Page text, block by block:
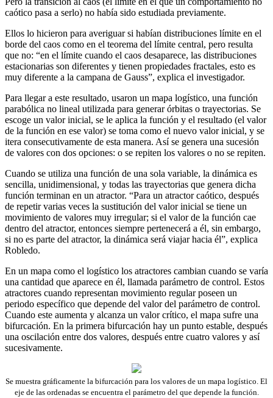
caótico pasa a serlo) no había sido estudiada previamente.
Ellos lo hicieron para averiguar si habían distribuciones límite en el
borde del caos como en el teorema del límite central, pero resulta
que no: “en el límite cuando el caos desaparece, las distribuciones
estacionarias son diferentes y tienen propiedades fractales, esto es
muy diferente a la campana de Gauss”, explica el investigador.
Para llegar a este resultado, usaron un mapa logístico, una función
parabólica no lineal utilizada para generar órbitas o trayectorias. Se
escoge un valor inicial, se le aplica la función y el resultado (el valor
de la función en ese valor) se toma como el nuevo valor inicial, y se
itera consecutivamente de esta manera. Así se genera una sucesión
de valores con dos opciones: o se repiten los valores o no se repiten.
Cuando se utiliza una función de una sola variable, la dinámica es
sencilla, unidimensional, y todas las trayectorias que genera dicha
función terminan en un atractor. “Para un atractor caótico, después
de repetir varias veces la sustitución del valor inicial se tiene un
movimiento de valores muy irregular; si el valor de la función cae
dentro del atractor, entonces siempre pertenecerá a él, sin embargo,
si no es parte del atractor, la dinámica será viajar hacia él”, explica
Robledo.
En un mapa como el logístico los atractores cambian cuando se varía
una cantidad que aparece en él, llamada parámetro de control. Estos
atractores cuando representan movimiento regular poseen un
periodo específico que depende del valor del parámetro de control.
Cuando este aumenta y alcanza un valor crítico, el mapa sufre una
bifurcación. En la primera bifurcación hay un punto estable, después
una oscilación entre dos valores, después entre cuatro valores y así
sucesivamente.
Se muestra gráficamente la bifurcación para los valores de un mapa logístico. El
eje de las ordenadas se encuentra el parámetro del que depende la función.